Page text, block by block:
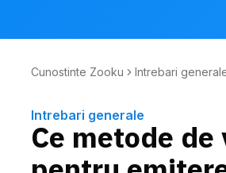
Cunostinte Zooku Intrebari
Intrebari generale
Ce metode